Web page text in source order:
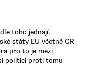
toho jednají.
státy EU včetně ČR
pro to je mezi
politici proti tomu